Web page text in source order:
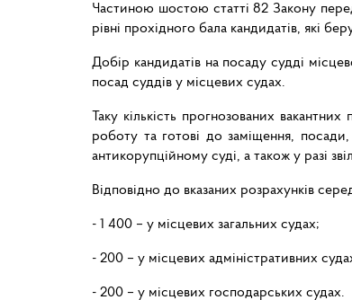
Частиною шостою статті 82 Закону
рівні прохідного бала кандидатів, які
Добір кандидатів на посаду судді
посад суддів у місцевих судах.
Таку кількість прогнозованих
роботу та готові до заміщення,
антикорупційному суді, а також у разі
Відповідно до вказаних розрахунків
- 1 400 – у місцевих загальних судах;
- 200 – у місцевих адміністративних
- 200 – у місцевих господарських судах.